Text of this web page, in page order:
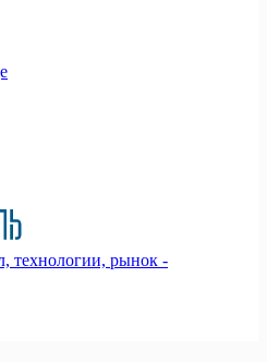
технологии, рынок -